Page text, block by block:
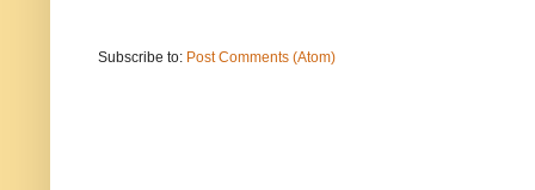
Subscribe to: Post Comments (Atom)